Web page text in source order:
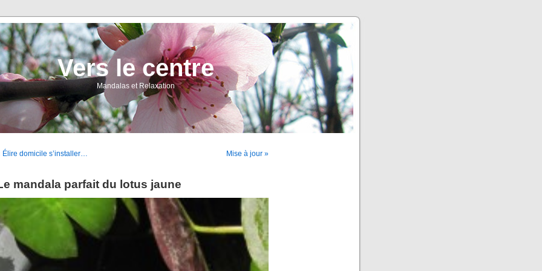
Vers le centre
Mandalas et Relaxation
Élire domicile s’installer… Mise à jour »
mandala parfait du lotus jaune